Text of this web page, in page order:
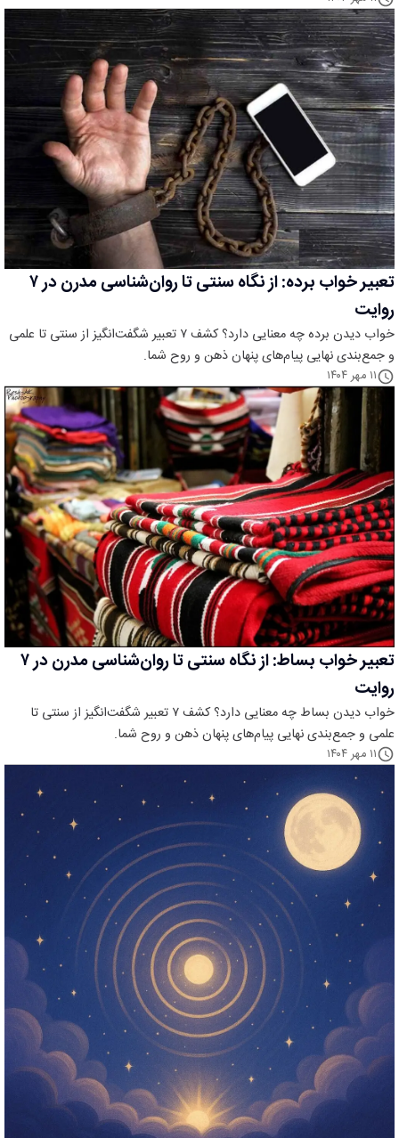
تعبیر خواب برده: از نگاه سنتی تا روان‌شناسی مدرن در ۷
روایت
خواب دیدن برده چه معنایی دارد؟ کشف ۷ تعبیر شگفت‌انگیز از سنتی تا علمی
و جمع‌بندی نهایی پیام‌های پنهان ذهن و روح شما.
۱۱ مهر ۱۴۰۴
تعبیر خواب بساط: از نگاه سنتی تا روان‌شناسی مدرن در ۷
روایت
خواب دیدن بساط چه معنایی دارد؟ کشف ۷ تعبیر شگفت‌انگیز از سنتی تا
علمی و جمع‌بندی نهایی پیام‌های پنهان ذهن و روح شما.
۱۱ مهر ۱۴۰۴